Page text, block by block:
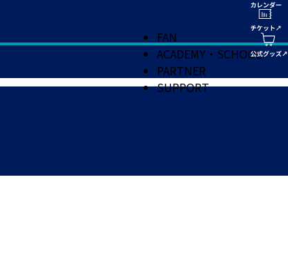
FAN
ACADEMY・SCHOOL
PARTNER
SUPPORT